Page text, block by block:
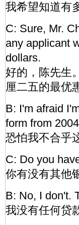
我希望知道有
C: Sure, Mr.
any applicant
dollars.
好的，陈先生
厘二五的最优
B: I'm afraid
form from
恐怕我不合乎
C: Do you
你有没有其他
B: No, I don't.
我没有任何贷